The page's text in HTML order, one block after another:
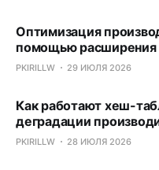
Оптимизация
помощью расширения
PKIRILLW 29 ИЮЛЯ 2026
Как работают хеш-
деградации
PKIRILLW 28 ИЮЛЯ 2026